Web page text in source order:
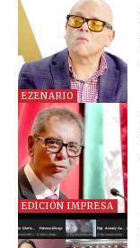
EZENARIO
EDICIÓN IMPRESA